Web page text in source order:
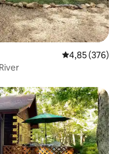
4,85 de uma
4,85 (376)